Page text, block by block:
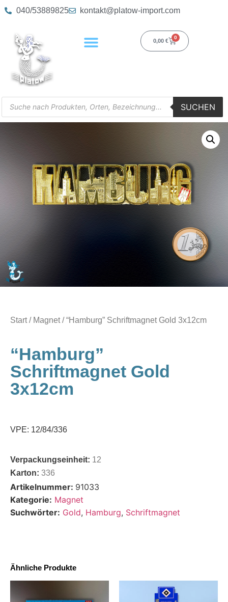
040/53889825 kontakt@platow-import.com
0,00 €
0
SUCHEN
Start/ Magnet/ “Hamburg” Schriftmagnet Gold 3x12cm
“Hamburg”
Schriftmagnet Gold
3x12cm
VPE: 12/84/336
Verpackungseinheit: 12
Karton: 336
Artikelnummer: 91033
Kategorie: Magnet
Suchwörter: Gold, Hamburg, Schriftmagnet
Ähnliche Produkte